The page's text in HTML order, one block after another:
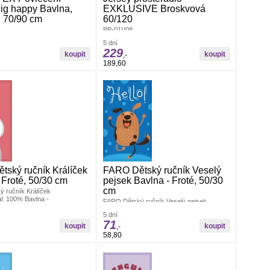
happy Bavlna,
70/90 cm
EXKLUSIVE Broskvová
60/120
PP-01V08
5 dní
229 ,-
189,60
ručník Králíček
50/30 cm
ručník Králíček
100% Bavlna -
50x30 cm. Šikovný
do koupelny, do školky i na
FARO Dětský ručník Veselý
pejsek Bavlna - Froté, 50/30
cm
FARO Dětský ručník Veselý pejsek
FrotéRozměr: 1x 50/30 cmDětský
ručníček v rozměru 50x30 cm. Šikovný
dětský ručník do koupelny, do školky i na
cesty
5 dní
71,-
58,80